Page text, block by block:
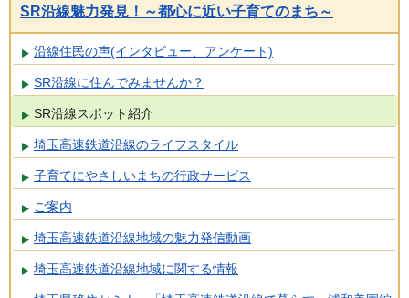
SR沿線魅力発見！～都心に近い子育てのまち～
沿線住民の声(インタビュー、アンケート)
SR沿線に住んでみませんか？
SR沿線スポット紹介
埼玉高速鉄道沿線のライフスタイル
子育てにやさしいまちの行政サービス
ご案内
埼玉高速鉄道沿線地域の魅力発信動画
埼玉高速鉄道沿線地域に関する情報